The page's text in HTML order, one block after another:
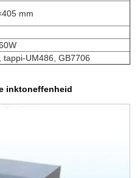
mm
tappi-UM486, GB7706
inktoneffenheid